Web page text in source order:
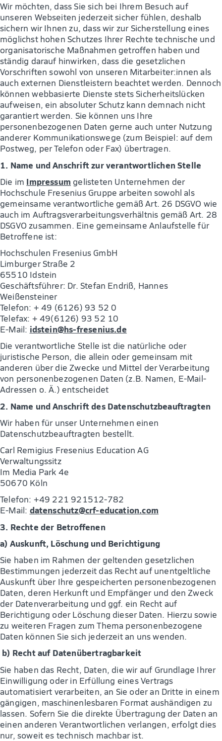
Wir möchten, dass Sie sich bei Ihrem Besuch auf
unseren Webseiten jederzeit sicher fühlen, deshalb
sichern wir Ihnen zu, dass wir zur Sicherstellung eines
möglichst hohen Schutzes Ihrer Rechte technische und
organisatorische Maßnahmen getroffen haben und
ständig darauf hinwirken, dass die gesetzlichen
Vorschriften sowohl von unseren Mitarbeiter:innen als
auch externen Dienstleistern beachtet werden. Dennoch
können webbasierte Dienste stets Sicherheitslücken
aufweisen, ein absoluter Schutz kann demnach nicht
garantiert werden. Sie können uns Ihre
personenbezogenen Daten gerne auch unter Nutzung
anderer Kommunikationswege (zum Beispiel: auf dem
Postweg, per Telefon oder Fax) übertragen.
1. Name und Anschrift zur verantwortlichen Stelle
Die im Impressum gelisteten Unternehmen der
Hochschule Fresenius Gruppe arbeiten sowohl als
gemeinsame verantwortliche gemäß Art. 26 DSGVO wie
auch im Auftragsverarbeitungsverhältnis gemäß Art. 28
DSGVO zusammen. Eine gemeinsame Anlaufstelle für
Betroffene ist:
Hochschulen Fresenius GmbH
Limburger Straße 2
65510 Idstein
Geschäftsführer: Dr. Stefan Endriß, Hannes
Weißensteiner
Telefon: + 49 (6126) 93 52 0
Telefax: + 49(6126) 93 52 10
E-Mail: idstein@hs-fresenius.de
Die verantwortliche Stelle ist die natürliche oder
juristische Person, die allein oder gemeinsam mit
anderen über die Zwecke und Mittel der Verarbeitung
von personenbezogenen Daten (z.B. Namen, E-Mail-
Adressen o. Ä.) entscheidet
2. Name und Anschrift des Datenschutzbeauftragten
Wir haben für unser Unternehmen einen
Datenschutzbeauftragten bestellt.
Carl Remigius Fresenius Education AG
Verwaltungssitz
Im Media Park 4e
50670 Köln
Telefon: +49 221 921512-782
E-Mail: datenschutz@crf-education.com
3. Rechte der Betroffenen
a) Auskunft, Löschung und Berichtigung
Sie haben im Rahmen der geltenden gesetzlichen
Bestimmungen jederzeit das Recht auf unentgeltliche
Auskunft über Ihre gespeicherten personenbezogenen
Daten, deren Herkunft und Empfänger und den Zweck
der Datenverarbeitung und ggf. ein Recht auf
Berichtigung oder Löschung dieser Daten. Hierzu sowie
zu weiteren Fragen zum Thema personenbezogene
Daten können Sie sich jederzeit an uns wenden.
b) Recht auf Datenübertragbarkeit
Sie haben das Recht, Daten, die wir auf Grundlage Ihrer
Einwilligung oder in Erfüllung eines Vertrags
automatisiert verarbeiten, an Sie oder an Dritte in einem
gängigen, maschinenlesbaren Format aushändigen zu
lassen. Sofern Sie die direkte Übertragung der Daten an
einen anderen Verantwortlichen verlangen, erfolgt dies
nur, soweit es technisch machbar ist.